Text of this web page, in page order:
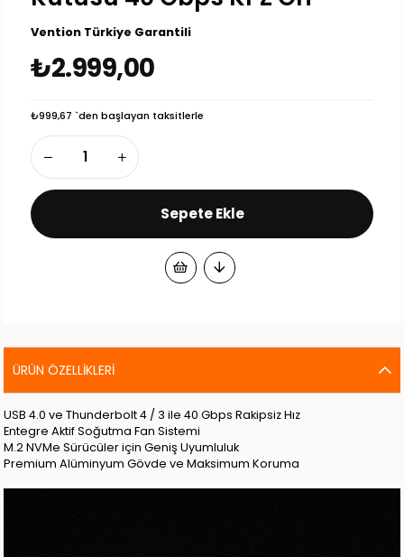
Vention Türkiye Garantili
₺2.999,00
₺999,67 `den başlayan taksitlerle
ÜRÜN ÖZELLIKLERI
USB 4.0 ve Thunderbolt 4 / 3 ile 40 Gbps Rakipsiz Hız
Entegre Aktif Soğutma Fan Sistemi
M.2 NVMe Sürücüler için Geniş Uyumluluk
Premium Alüminyum Gövde ve Maksimum Koruma